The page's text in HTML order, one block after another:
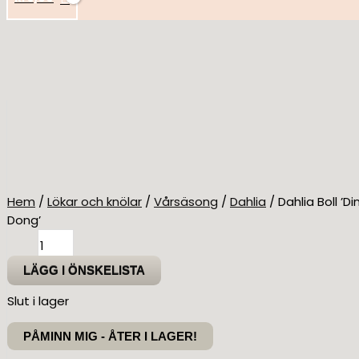
Hem / Lökar och knölar / Vårsäsong / Dahlia / Dahlia Boll
Dong’
Dahlia
Boll
'Ding
mängd
LÄGG I ÖNSKELISTA
Slut i lager
PÅMINN MIG - ÅTER I LAGER!